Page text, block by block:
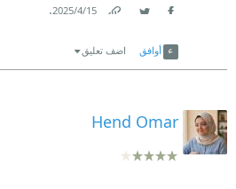
15‏/4‏/2025
.
أوافق اضف تعليق
Hend Omar